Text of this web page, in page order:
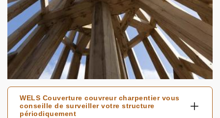
WELS Couverture couvreur charpentier vous
conseille de surveiller votre structure
périodiquement